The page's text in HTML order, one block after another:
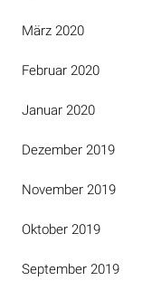
März 2020
Februar 2020
Januar 2020
Dezember 2019
November 2019
Oktober 2019
September 2019